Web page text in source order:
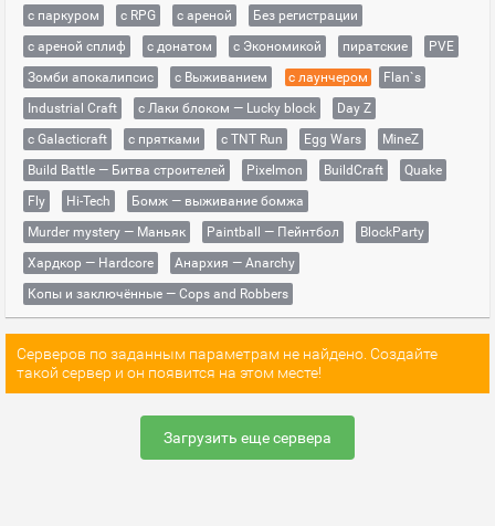
с паркуром
с RPG с ареной
Без регистрации
с ареной сплиф
с донатом с Экономикой пиратские
PVE
Зомби апокалипсис
с Выживанием с лаунчером
Flan`s
Industrial Craft
с Лаки блоком — Lucky block
Day Z
с Galacticraft
с прятками с TNT Run Egg Wars
MineZ
Build Battle — Битва строителей
Pixelmon BuildCraft
Quake
Fly
Hi-Tech
Бомж — выживание бомжа
Murder mystery — Маньяк
Paintball — Пейнтбол
BlockParty
Хардкор — Hardcore
Анархия — Anarchy
Копы и заключённые — Cops and Robbers
Серверов по заданным параметрам не найдено. Создайте
такой сервер и он появится на этом месте!
Загрузить еще сервера